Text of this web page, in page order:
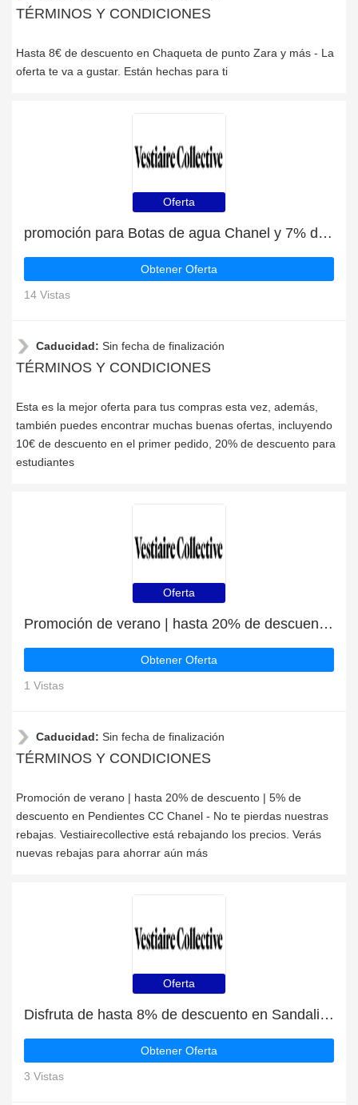
TÉRMINOS Y CONDICIONES
Hasta 8€ de descuento en Chaqueta de punto Zara y más - La
oferta te va a gustar. Están hechas para ti
Oferta
promoción para Botas de agua Chanel y 7% de descuento en liquidación
Obtener Oferta
14 Vistas
Caducidad: Sin fecha de finalización
TÉRMINOS Y CONDICIONES
Esta es la mejor oferta para tus compras esta vez, además,
también puedes encontrar muchas buenas ofertas, incluyendo
10€ de descuento en el primer pedido, 20% de descuento para
estudiantes
Oferta
Promoción de verano | hasta 20% de descuento | 5% de descuento en Pendientes CC Chanel
Obtener Oferta
1 Vistas
Caducidad: Sin fecha de finalización
TÉRMINOS Y CONDICIONES
Promoción de verano | hasta 20% de descuento | 5% de
descuento en Pendientes CC Chanel - No te pierdas nuestras
rebajas. Vestiairecollective está rebajando los precios. Verás
nuevas rebajas para ahorrar aún más
Oferta
Disfruta de hasta 8% de descuento en Sandalias Oran de Cuero Hermès exclusivamente
Obtener Oferta
3 Vistas